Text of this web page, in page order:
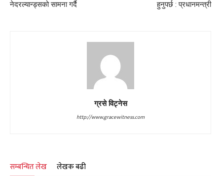
नेदरल्यान्ड्सको सामना गर्दै हुनुपर्छ : प्रधानमन्त्री
ग्रसे विट्नेस
http://www.gracewitness.com
सम्बन्धित लेख लेखक बढी